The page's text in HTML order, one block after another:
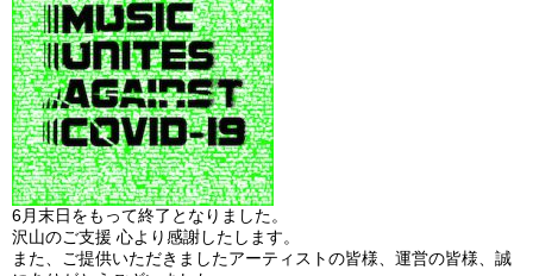
6月末日をもって終了となりました。
沢山のご支援 心より感謝したします。
また、ご提供いただきましたアーティストの皆様、運営の皆様、誠